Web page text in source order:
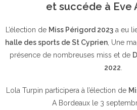
et succéde à Eve
L’élection de Miss Périgord 2023a eu
halle des sports de St Cyprien , Une
présence de nombreuses miss et de
2022
Lola Turpin participera à l’élection de
A Bordeaux le 3